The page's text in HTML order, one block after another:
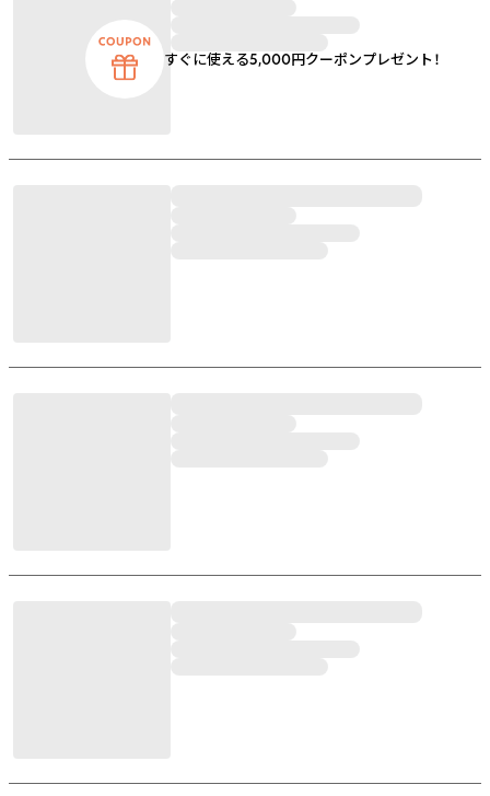
すぐに使える5,000円クーポンプレゼント！